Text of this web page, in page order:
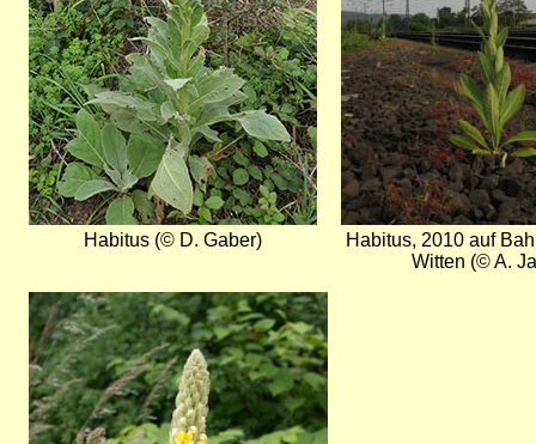
Habitus (© D. Gaber)
Habitus, 2010 auf
Witten (© A.
Bild